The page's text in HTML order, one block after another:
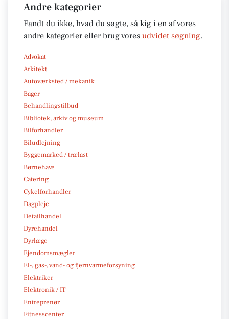
Andre kategorier
Fandt du ikke, hvad du søgte, så kig i en af vores
andre kategorier eller brug vores udvidet søgning.
Advokat
Arkitekt
Autoværksted / mekanik
Bager
Behandlingstilbud
Bibliotek, arkiv og museum
Bilforhandler
Biludlejning
Byggemarked / trælast
Børnehave
Catering
Cykelforhandler
Dagpleje
Detailhandel
Dyrehandel
Dyrlæge
Ejendomsmægler
El-, gas-, vand- og fjernvarmeforsyning
Elektriker
Elektronik / IT
Entreprenør
Fitnesscenter